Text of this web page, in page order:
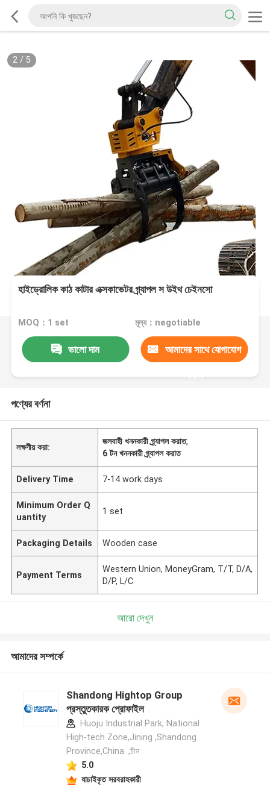
2/ 5
হাইড্রোলিক কাঠ কাটার এক্সকাভেটর গ্র্যাপল স উইথ চেইনসো
MOQ：1 set মূল্য：negotiable
ভালো দাম আমাদের সাথে যোগাযোগ
করুন
পণ্যের বর্ণনা
লক্ষণীয় করা:
জলবাহী খননকারী গ্র্যাপল করাত,
6 টন খননকারী গ্র্যাপল করাত
Delivery Time 7-14 work days
Minimum Order Q
uantity
1 set
Packaging Details Wooden case
Payment Terms
Western Union, MoneyGram, T/T, D/A,
D/P, L/C
আরো দেখুন
আমাদের সম্পর্কে
Shandong Hightop Group
প্রস্তুতকারক প্রোফাইল
Huoju Industrial Park, National
High-tech Zone,Jining ,Shandong
Province,China. ,চীন
5.0
যাচাইকৃত সরবরাহকারী